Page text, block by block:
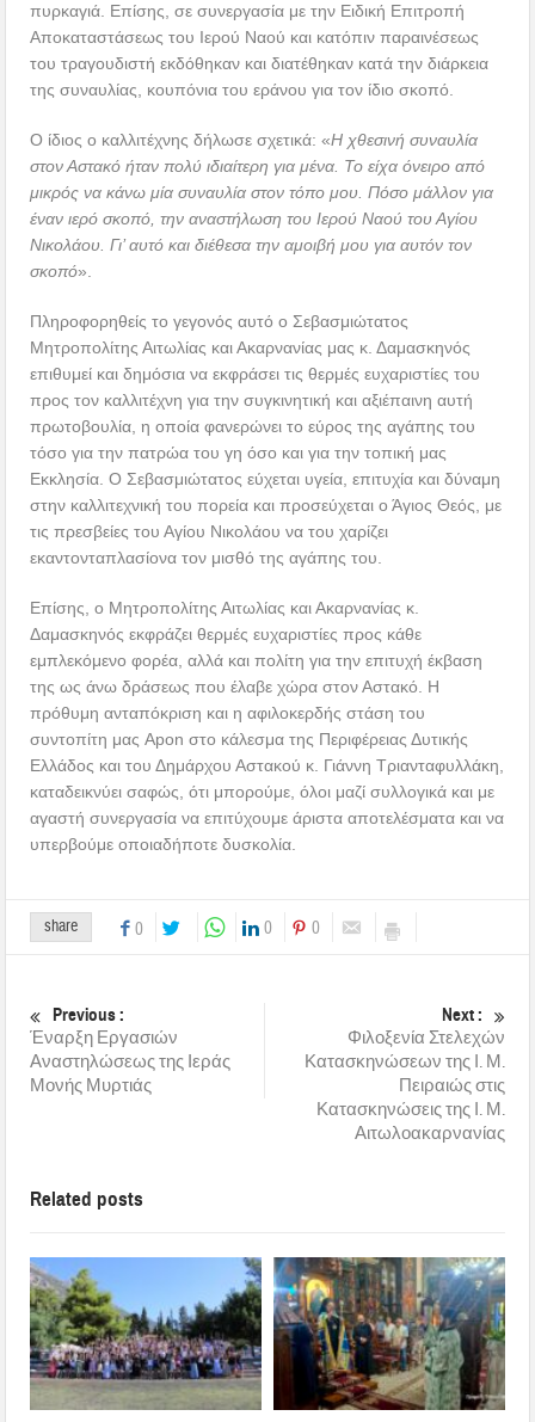
πυρκαγιά. Επίσης, σε συνεργασία με την Ειδική Επιτροπή
Αποκαταστάσεως του Ιερού Ναού και κατόπιν παραινέσεως
του τραγουδιστή εκδόθηκαν και διατέθηκαν κατά την διάρκεια
της συναυλίας, κουπόνια του εράνου για τον ίδιο σκοπό.
Ο ίδιος ο καλλιτέχνης δήλωσε σχετικά: «Η χθεσινή συναυλία
στον Αστακό ήταν πολύ ιδιαίτερη για μένα. Το είχα όνειρο από
μικρός να κάνω μία συναυλία στον τόπο μου. Πόσο μάλλον για
έναν ιερό σκοπό, την αναστήλωση του Ιερού Ναού του Αγίου
Νικολάου. Γι’ αυτό και διέθεσα την αμοιβή μου για αυτόν τον
σκοπό».
Πληροφορηθείς το γεγονός αυτό ο Σεβασμιώτατος
Μητροπολίτης Αιτωλίας και Ακαρνανίας μας κ. Δαμασκηνός
επιθυμεί και δημόσια να εκφράσει τις θερμές ευχαριστίες του
προς τον καλλιτέχνη για την συγκινητική και αξιέπαινη αυτή
πρωτοβουλία, η οποία φανερώνει το εύρος της αγάπης του
τόσο για την πατρώα του γη όσο και για την τοπική μας
Εκκλησία. Ο Σεβασμιώτατος εύχεται υγεία, επιτυχία και δύναμη
στην καλλιτεχνική του πορεία και προσεύχεται ο Άγιος Θεός, με
τις πρεσβείες του Αγίου Νικολάου να του χαρίζει
εκαντονταπλασίονα τον μισθό της αγάπης του.
Επίσης, ο Μητροπολίτης Αιτωλίας και Ακαρνανίας κ.
Δαμασκηνός εκφράζει θερμές ευχαριστίες προς κάθε
εμπλεκόμενο φορέα, αλλά και πολίτη για την επιτυχή έκβαση
της ως άνω δράσεως που έλαβε χώρα στον Αστακό. Η
πρόθυμη ανταπόκριση και η αφιλοκερδής στάση του
συντοπίτη μας Apon στο κάλεσμα της Περιφέρειας Δυτικής
Ελλάδος και του Δημάρχου Αστακού κ. Γιάννη Τριανταφυλλάκη,
καταδεικνύει σαφώς, ότι μπορούμε, όλοι μαζί συλλογικά και με
αγαστή συνεργασία να επιτύχουμε άριστα αποτελέσματα και να
υπερβούμε οποιαδήποτε δυσκολία.
share 0 0 0
Previous :
Έναρξη Εργασιών
Αναστηλώσεως της Ιεράς
Μονής Μυρτιάς
Next :
Φιλοξενία Στελεχών
Κατασκηνώσεων της Ι. Μ.
Πειραιώς στις
Κατασκηνώσεις της Ι. Μ.
Αιτωλοακαρνανίας
Related posts